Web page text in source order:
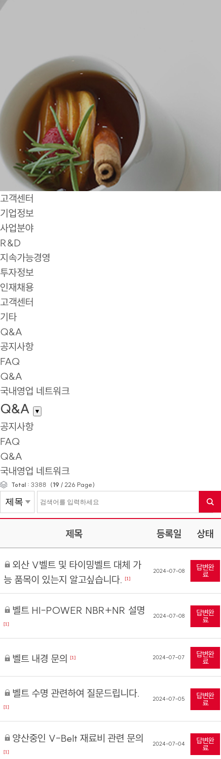
고객센터
기업정보
사업분야
R&D
지속가능경영
투자정보
인재채용
고객센터
기타
Q&A
공지사항
FAQ
Q&A
국내영업 네트워크
Q&A ▼
공지사항
FAQ
Q&A
국내영업 네트워크
Total : 3388 (19 / 226 Page)
제목 등록일 상태
외산 V벨트 및 타이밍벨트 대체 가
능 품목이 있는지 알고싶습니다.
[1]
2024-07-08 답변완
료
벨트 HI-POWER NBR+NR 설명
[1]
2024-07-08 답변완
료
벨트 내경 문의 [1] 2024-07-07 답변완
료
벨트 수명 관련하여 질문드립니다.
[1]
2024-07-05 답변완
료
양산중인 V-Belt 재료비 관련 문의
[1]
2024-07-04 답변완
료